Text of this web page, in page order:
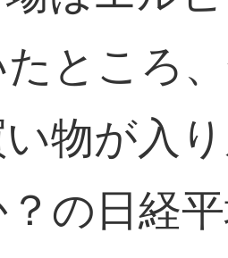
たところ
物が入
？の日経